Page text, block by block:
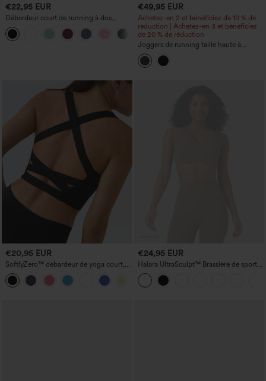
€22,95 EUR
Débardeur court de running à dos
ouvert et bretelles croisées, avec
soutien‑gorge intégré — bonnets A–D
+6
€49,95 EUR
Achetez-en 2 et bénéficiez de 10 % de
réduction | Achetez-en 3 et bénéficiez
de 20 % de réduction
Joggers de running taille haute à
cordon, froncés, coupe fuselée, séchage
rapide, toucher frais, avec poches -
UPF40+
€20,95 EUR
SoftlyZero™ débardeur de yoga court,
aérien, encolure carrée, dos nu avec
bretelles croisées, technologie
InstantCool
€24,95 EUR
Halara UltraSculpt™ Brassière de sport
d'entraînement — maintien moyen,
encolure en V et dos nageur